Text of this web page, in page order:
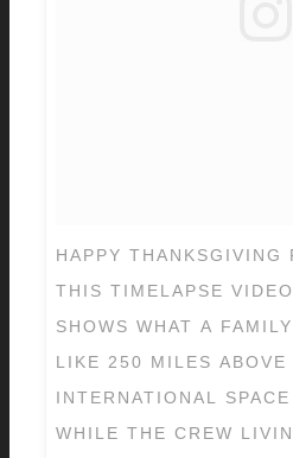
HAPPY THANKSGIVING
THIS TIMELAPSE
SHOWS WHAT A
LIKE 250 MILES ABOVE
INTERNATIONAL
WHILE THE CREW